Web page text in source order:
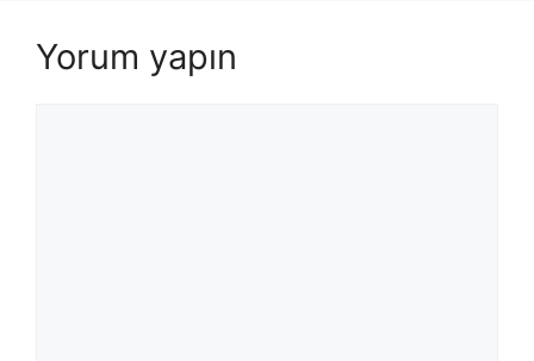
Yorum yapın